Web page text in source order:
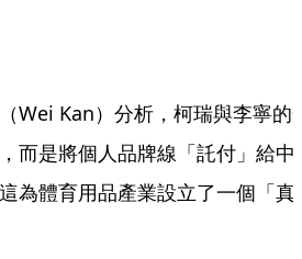
Wei Kan）分析，柯瑞與李寧的
而是將個人品牌線「託付」給中
為體育用品產業設立了一個「真